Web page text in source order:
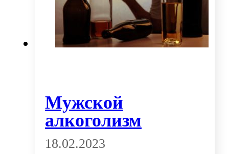
Мужской
алкоголизм
18.02.2023